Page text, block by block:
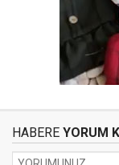
HABERE YORUM